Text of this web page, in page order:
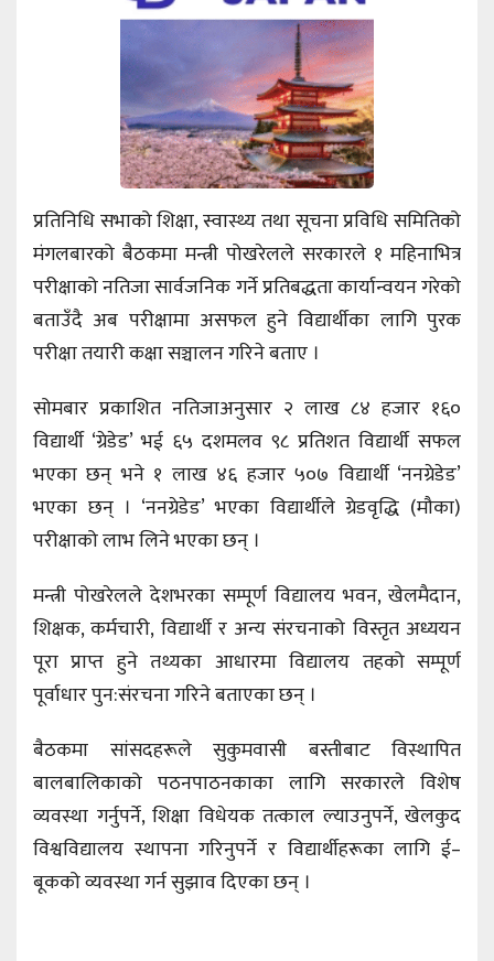
प्रतिनिधि सभाको शिक्षा, स्वास्थ्य तथा सूचना प्रविधि समितिको
मंगलबारको बैठकमा मन्त्री पोखरेलले सरकारले १ महिनाभित्र
परीक्षाको नतिजा सार्वजनिक गर्ने प्रतिबद्धता कार्यान्वयन गरेको
बताउँदै अब परीक्षामा असफल हुने विद्यार्थीका लागि पुरक
परीक्षा तयारी कक्षा सञ्चालन गरिने बताए ।
सोमबार प्रकाशित नतिजाअनुसार २ लाख ८४ हजार १६०
विद्यार्थी ‘ग्रेडेड’ भई ६५ दशमलव ९८ प्रतिशत विद्यार्थी सफल
भएका छन् भने १ लाख ४६ हजार ५०७ विद्यार्थी ‘ननग्रेडेड’
भएका छन् । ‘ननग्रेडेड’ भएका विद्यार्थीले ग्रेडवृद्धि (मौका)
परीक्षाको लाभ लिने भएका छन् ।
मन्त्री पोखरेलले देशभरका सम्पूर्ण विद्यालय भवन, खेलमैदान,
शिक्षक, कर्मचारी, विद्यार्थी र अन्य संरचनाको विस्तृत अध्ययन
पूरा प्राप्त हुने तथ्यका आधारमा विद्यालय तहको सम्पूर्ण
पूर्वाधार पुन:संरचना गरिने बताएका छन् ।
बैठकमा सांसदहरूले सुकुमवासी बस्तीबाट विस्थापित
बालबालिकाको पठनपाठनकाका लागि सरकारले विशेष
व्यवस्था गर्नुपर्ने, शिक्षा विधेयक तत्काल ल्याउनुपर्ने, खेलकुद
विश्वविद्यालय स्थापना गरिनुपर्ने र विद्यार्थीहरूका लागि ई–
बूकको व्यवस्था गर्न सुझाव दिएका छन् ।